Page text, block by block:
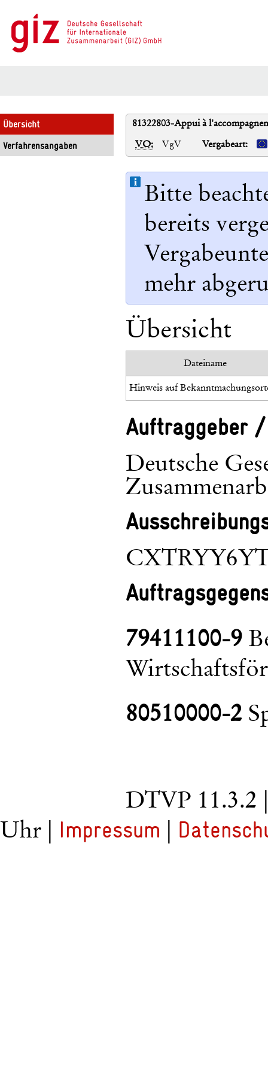
Übersicht
Verfahrensangaben
81322803-Appui à
VO:
VgV Vergabeart:
Bitte
bereits
mehr
Übersicht
Dateiname
Auftraggeber
Deutsche
79411100-9
80510000-2
DTVP 11.3.2
Uhr | Impressum |